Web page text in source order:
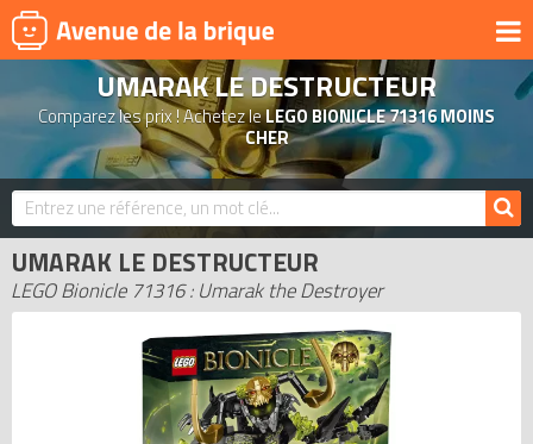
UNIVERS
PRODUITS DÉRIVÉS
NOUVEAUTÉS
LEGO 2026
BONS PLANS
ACTUALITÉS
ASSOCIATIONS DE FANS
EXPOSITIONS LEGO
LEGO LES PLUS CHERS
UMARAK LE DESTRUCTEUR
Comparez les prix ! Achetez leLEGO BIONICLE 71316 MOINS
CHER
UMARAK LE DESTRUCTEUR
LEGO Bionicle 71316 : Umarak the Destroyer